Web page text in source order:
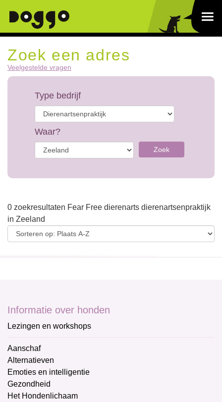
Zoek een adres
Veelgestelde vragen
Type bedrijf
Waar?
Zoek
0 zoekresultaten Fear Free dierenarts dierenartsenpraktijk
in Zeeland
Informatie over honden
Lezingen en workshops
Aanschaf
Alternatieven
Emoties en intelligentie
Gezondheid
Het Hondenlichaam